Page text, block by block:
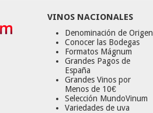
VINOS NACIONALES
Denominación de Origen
Conocer las Bodegas
Formatos Mágnum
Grandes Pagos de
España
Grandes Vinos por
Menos de 10€
Selección MundoVinum
Variedades de uva